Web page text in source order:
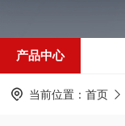
产品中心
当前位置： 首页